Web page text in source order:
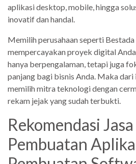
aplikasi desktop, mobile, hingga
inovatif dan handal.
Memilih perusahaan seperti
mempercayakan proyek digital
hanya berpengalaman, tetapi juga
panjang bagi bisnis Anda. Maka
memilih mitra teknologi dengan
rekam jejak yang sudah terbukti.
Rekomendasi Jasa
Pembuatan